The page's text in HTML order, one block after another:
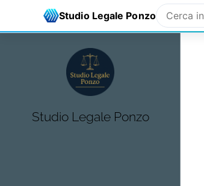
Studio Legale Ponzo
Avvocato Salvatore Ponzo - Studio Legale
Studio Legale Ponzo